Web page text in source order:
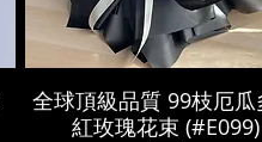
全球頂級品質 99枝厄瓜
紅玫瑰花束 (#E099)